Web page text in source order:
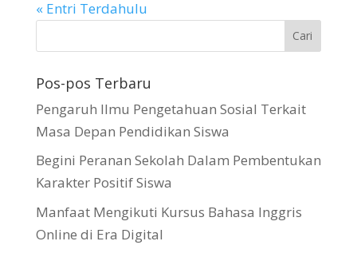
« Entri Terdahulu
Pos-pos Terbaru
Pengaruh Ilmu Pengetahuan Sosial Terkait
Masa Depan Pendidikan Siswa
Begini Peranan Sekolah Dalam Pembentukan
Karakter Positif Siswa
Manfaat Mengikuti Kursus Bahasa Inggris
Online di Era Digital